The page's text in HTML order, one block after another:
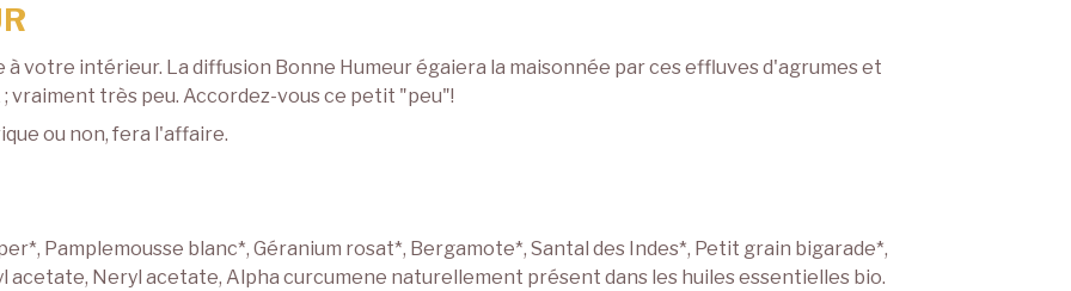
votre intérieur. La diffusion Bonne Humeur égaiera la maisonnée par ces effluves d'agrumes et
vraiment très peu. Accordez-vous ce petit "peu"!
ou non, fera l'affaire.
Pamplemousse blanc*, Géranium rosat*, Bergamote*, Santal des Indes*, Petit grain bigarade*,
acetate, Neryl acetate, Alpha curcumene naturellement présent dans les huiles essentielles bio.